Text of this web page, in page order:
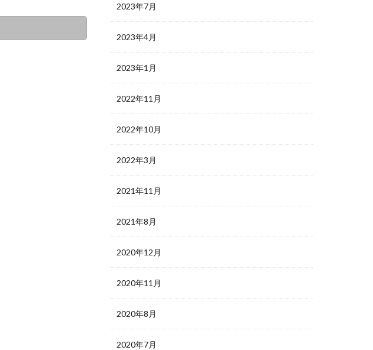
2023年7月
2023年4月
2023年1月
2022年11月
2022年10月
2022年3月
2021年11月
2021年8月
2020年12月
2020年11月
2020年8月
2020年7月